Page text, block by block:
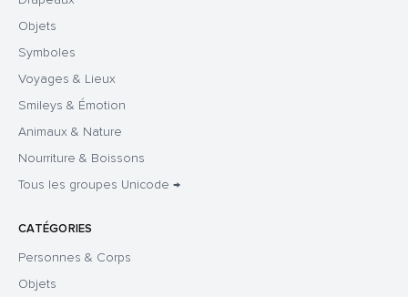
Objets
Symboles
Voyages & Lieux
Smileys & Émotion
Animaux & Nature
Nourriture & Boissons
Tous les groupes Unicode →
CATÉGORIES
Personnes & Corps
Objets